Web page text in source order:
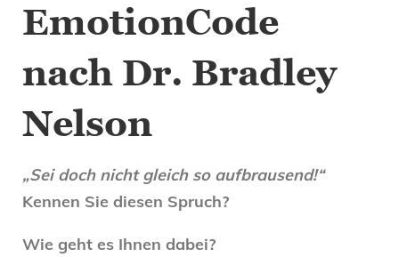
EmotionCode
nach Dr. Bradley
Nelson
„Sei doch nicht gleich so aufbrausend!“
Kennen Sie diesen Spruch?
Wie geht es Ihnen dabei?